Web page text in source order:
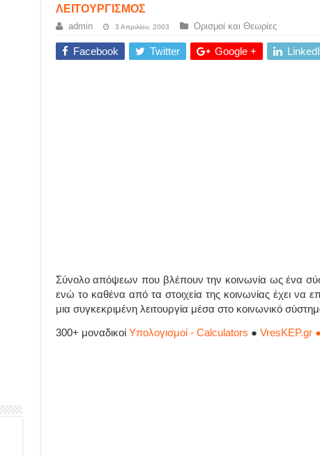
ΛΕΙΤΟΥΡΓΙΣΜΟΣ
admin 3 Απριλίου, 2003 Ορισμοί και Θεωρίες
Facebook Twitter Google +
Σύνολο απόψεων που βλέπουν την κοινωνία ως ένα
ενώ το καθένα από τα στοιχεία της κοινωνίας έχει να
μια συγκεκριμένη λειτουργία μέσα στο κοινωνικό
300+ μοναδικοί Υπολογισμοί - Calculators ● VresKEP.gr